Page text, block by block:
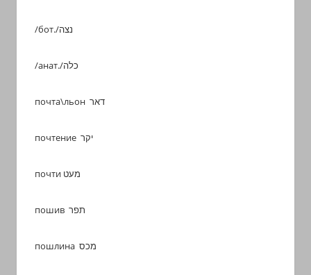
/бот./נצה
/анат./כלה
почта\льон דאר
почтение יקר
почти מעט
пошив תפר
пошлина מכס